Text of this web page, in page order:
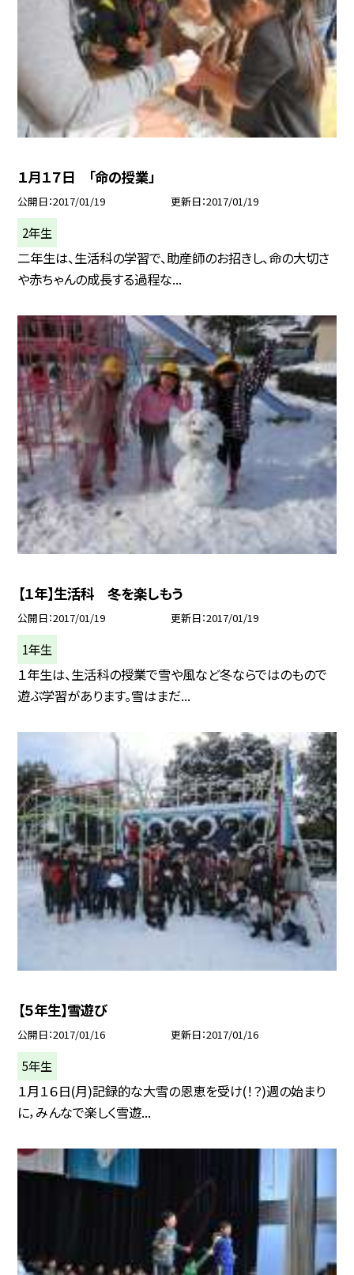
１月１７日 「命の授業」
公開日 2017/01/19 更新日 2017/01/19
2年生
二年生は、生活科の学習で、助産師のお招きし、命の大切さ
や赤ちゃんの成長する過程な...
【１年】生活科 冬を楽しもう
公開日 2017/01/19 更新日 2017/01/19
1年生
１年生は、生活科の授業で雪や風など冬ならではのもので
遊ぶ学習があります。雪はまだ...
【５年生】雪遊び
公開日 2017/01/16 更新日 2017/01/16
5年生
１月１６日(月)記録的な大雪の恩恵を受け(！？)週の始まり
に，みんなで楽しく雪遊...